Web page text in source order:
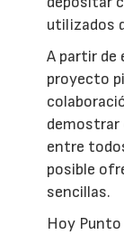
utilizados
A partir de
proyecto
demostrar
entre
posible
sencillas.
Hoy